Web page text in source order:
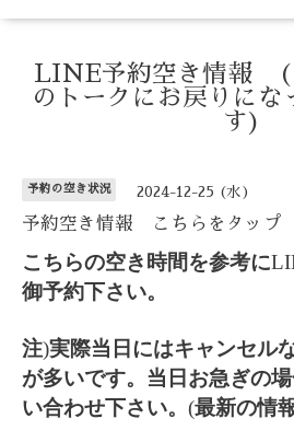
LINE予約空き情報 (
のトークにお戻りにな
す)
予約の空き状況 2024-12-25 (水)
予約空き情報 こちらをタップ
こちらの空き時間を参考に
御予約下さい。
注)実際当日にはキャンセル
が多いです。当日お急ぎの
い合わせ下さい。 (最新の情